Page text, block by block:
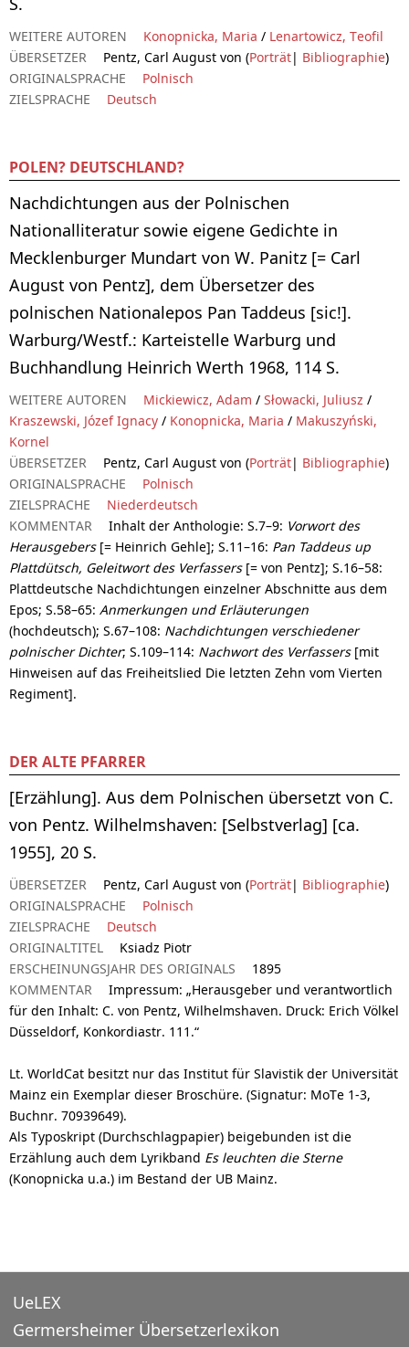
WEITERE AUTOREN Konopnicka, Maria / Lenartowicz, Teofil
ÜBERSETZER
Pentz, Carl August von (Porträt| Bibliographie)
ORIGINALSPRACHE
Polnisch
ZIELSPRACHE
Deutsch
POLEN? DEUTSCHLAND?
Nachdichtungen aus der Polnischen
Nationalliteratur sowie eigene Gedichte in
Mecklenburger Mundart von W. Panitz [= Carl
August von Pentz], dem Übersetzer des
polnischen Nationalepos Pan Taddeus [sic!].
Warburg/Westf.: Karteistelle Warburg und
Buchhandlung Heinrich Werth 1968, 114 S.
WEITERE AUTOREN Mickiewicz, Adam / Słowacki, Juliusz /
Kraszewski, Józef Ignacy / Konopnicka, Maria / Makuszyński,
Kornel
ÜBERSETZER
Pentz, Carl August von (Porträt| Bibliographie)
ORIGINALSPRACHE
Polnisch
ZIELSPRACHE
Niederdeutsch
KOMMENTAR
Inhalt der Anthologie: S.7–9: Vorwort des
Herausgebers[= Heinrich Gehle]; S.11–16: Pan Taddeus up
Plattdütsch, Geleitwort des Verfassers[= von Pentz]; S.16–58:
Plattdeutsche Nachdichtungen einzelner Abschnitte aus dem
Epos; S.58–65: Anmerkungen und Erläuterungen
(hochdeutsch); S.67–108: Nachdichtungen verschiedener
polnischer Dichter; S.109–114: Nachwort des Verfassers[mit
Hinweisen auf das Freiheitslied Die letzten Zehn vom Vierten
Regiment].
DER ALTE PFARRER
[Erzählung]. Aus dem Polnischen übersetzt von C.
von Pentz. Wilhelmshaven: [Selbstverlag] [ca.
1955], 20 S.
ÜBERSETZER Pentz, Carl August von (Porträt| Bibliographie)
ORIGINALSPRACHE
Polnisch
ZIELSPRACHE
Deutsch
ORIGINALTITEL
Ksiadz Piotr
ERSCHEINUNGSJAHR DES ORIGINALS
1895
KOMMENTAR
Impressum: „Herausgeber und verantwortlich
für den Inhalt: C. von Pentz, Wilhelmshaven. Druck: Erich Völkel
Düsseldorf, Konkordiastr. 111.“
Lt. WorldCat besitzt nur das Institut für Slavistik der Universität
Mainz ein Exemplar dieser Broschüre. (Signatur: MoTe 1-3,
Buchnr. 70939649).
Als Typoskript (Durchschlagpapier) beigebunden ist die
Erzählung auch dem Lyrikband Es leuchten die Sterne
(Konopnicka u.a.) im Bestand der UB Mainz.
UeLEX
Germersheimer Übersetzerlexikon